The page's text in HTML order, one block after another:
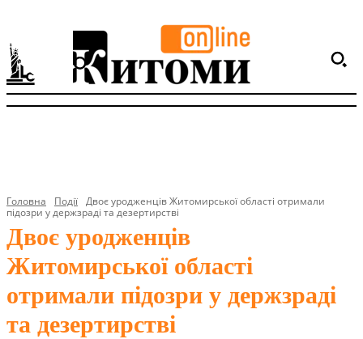
Головна Події Двоє уродженців Житомирської області отримали
підозри у держзраді та дезертирстві
Двоє уродженців
Житомирської області
отримали підозри у держзраді
та дезертирстві